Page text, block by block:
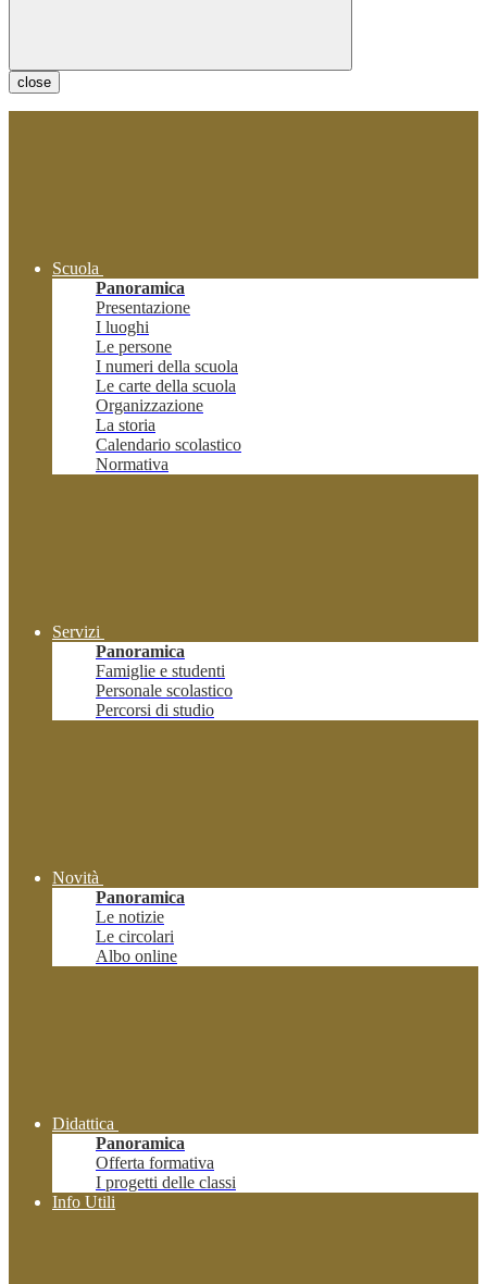
close
Scuola
Panoramica
Presentazione
I luoghi
Le persone
I numeri della scuola
Le carte della scuola
Organizzazione
La storia
Calendario scolastico
Normativa
Servizi
Panoramica
Famiglie e studenti
Personale scolastico
Percorsi di studio
Novità
Panoramica
Le notizie
Le circolari
Albo online
Didattica
Panoramica
Offerta formativa
I progetti delle classi
Info Utili